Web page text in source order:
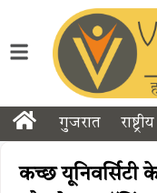
गुजरात राष्ट्रीय
कच्छ यूनिवर्सिटी